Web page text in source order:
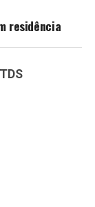
residência